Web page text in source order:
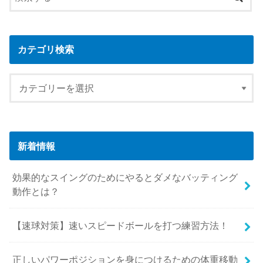
カテゴリ検索
新着情報
効果的なスイングのためにやるとダメなバッティング
動作とは？
【速球対策】速いスピードボールを打つ練習方法！
正しいパワーポジションを身につけるための体重移動